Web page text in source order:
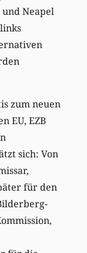
Neapel
zum neuen
EU, EZB
sich: Von
für den